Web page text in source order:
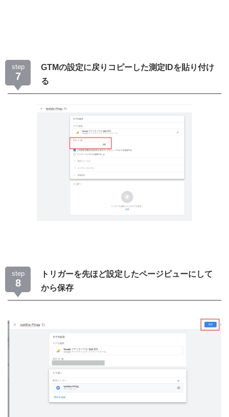
step
7
GTMの設定に戻りコピーした測定IDを貼り付け
る
step
8
トリガーを先ほど設定したページビューにして
から保存